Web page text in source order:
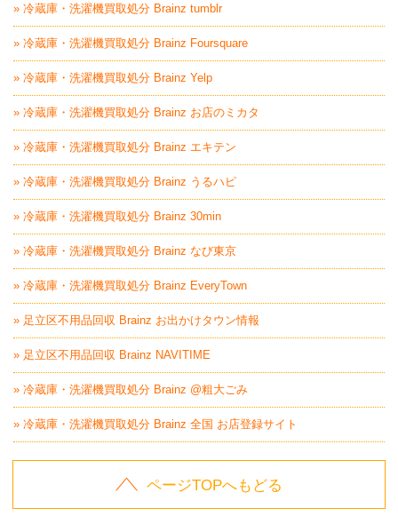
» 冷蔵庫・洗濯機買取処分 Brainz tumblr
» 冷蔵庫・洗濯機買取処分 Brainz Foursquare
» 冷蔵庫・洗濯機買取処分 Brainz Yelp
» 冷蔵庫・洗濯機買取処分 Brainz お店のミカタ
» 冷蔵庫・洗濯機買取処分 Brainz エキテン
» 冷蔵庫・洗濯機買取処分 Brainz うるハピ
» 冷蔵庫・洗濯機買取処分 Brainz 30min
» 冷蔵庫・洗濯機買取処分 Brainz なび東京
» 冷蔵庫・洗濯機買取処分 Brainz EveryTown
» 足立区不用品回収 Brainz お出かけタウン情報
» 足立区不用品回収 Brainz NAVITIME
» 冷蔵庫・洗濯機買取処分 Brainz @粗大ごみ
» 冷蔵庫・洗濯機買取処分 Brainz 全国 お店登録サイト
ページTOPへもどる